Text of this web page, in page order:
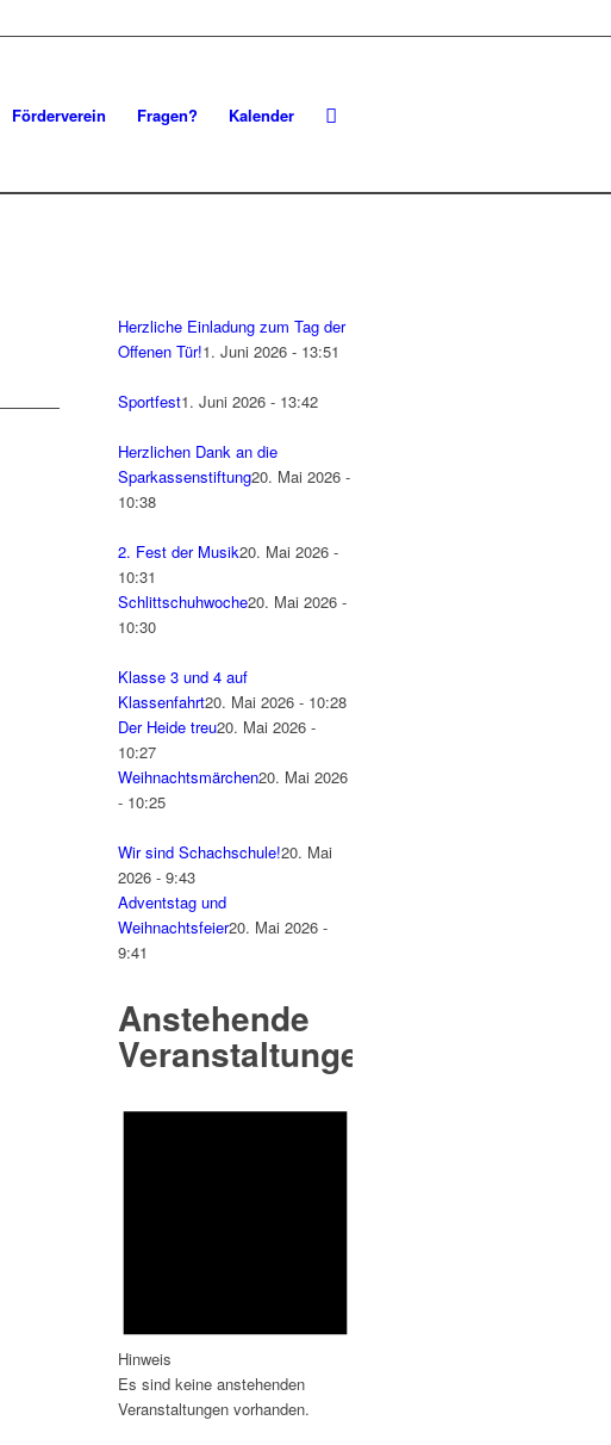
Förderverein Fragen? Kalender
Herzliche Einladung zum Tag der
Offenen Tür!1. Juni 2026 - 13:51
Sportfest1. Juni 2026 - 13:42
Herzlichen Dank an die
Sparkassenstiftung20. Mai 2026 -
10:38
2. Fest der Musik20. Mai 2026 -
10:31
Schlittschuhwoche20. Mai 2026 -
10:30
Klasse 3 und 4 auf
Klassenfahrt20. Mai 2026 - 10:28
Der Heide treu20. Mai 2026 -
10:27
Weihnachtsmärchen20. Mai 2026
- 10:25
Wir sind Schachschule!20. Mai
2026 - 9:43
Adventstag und
Weihnachtsfeier20. Mai 2026 -
9:41
Anstehende
Veranstaltungen
Hinweis
Es sind keine anstehenden
Veranstaltungen vorhanden.